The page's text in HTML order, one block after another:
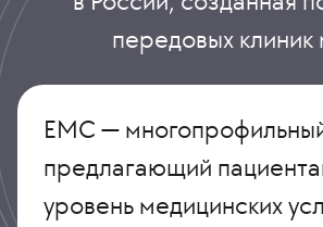
передовых клиник
ЕМС —
предлагающий
уровень медицинских